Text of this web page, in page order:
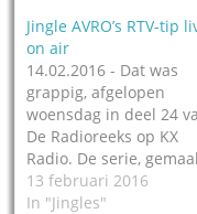
Jingle AVRO’s RTV-tip
on air
14.02.2016 - Dat was
grappig, afgelopen
woensdag in deel 24
De Radioreeks op KX
Radio. De serie,
door Arjan Snijders,
bevat uiteindelijk zo'n
13 februari 2016
In "Jingles"